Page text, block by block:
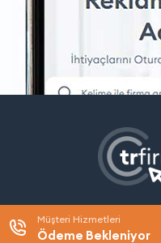
Müşteri Hizmetleri
Ödeme Bekleniyor